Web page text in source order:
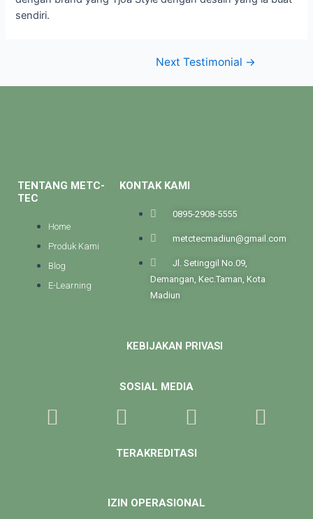
sendiri.
Next Testimonial →
TENTANG METC-
TEC
Home
Produk Kami
Blog
E-Learning
KONTAK KAMI
0895-2908-5555
metctecmadiun@gmail.com
Jl. Setinggil No.09,
Demangan, Kec.Taman, Kota
Madiun
KEBIJAKAN PRIVASI
SOSIAL MEDIA
TERAKREDITASI
IZIN OPERASIONAL